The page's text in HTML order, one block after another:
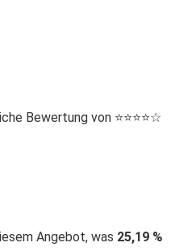
Bewertung von ⭐️⭐️⭐️⭐️☆
Angebot, was 25,19 %